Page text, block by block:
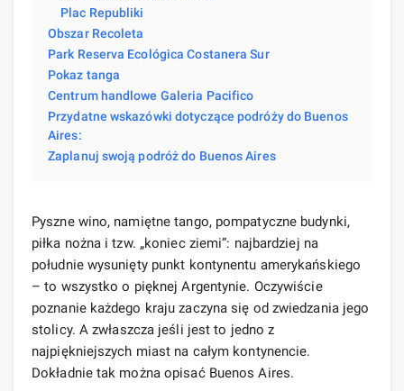
Plac Republiki
Obszar Recoleta
Park Reserva Ecológica Costanera Sur
Pokaz tanga
Centrum handlowe Galeria Pacifico
Przydatne wskazówki dotyczące podróży do Buenos
Aires:
Zaplanuj swoją podróż do Buenos Aires
Pyszne wino, namiętne tango, pompatyczne budynki,
piłka nożna i tzw. „koniec ziemi”: najbardziej na
południe wysunięty punkt kontynentu amerykańskiego
– to wszystko o pięknej Argentynie. Oczywiście
poznanie każdego kraju zaczyna się od zwiedzania jego
stolicy. A zwłaszcza jeśli jest to jedno z
najpiękniejszych miast na całym kontynencie.
Dokładnie tak można opisać Buenos Aires.